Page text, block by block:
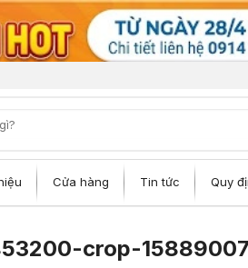
Cửa hàng Tin tức Quy
crop-